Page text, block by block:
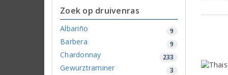
Zoek op druivenras
Albariño 9
Barbera 9
Chardonnay 233
Gewurztraminer 3